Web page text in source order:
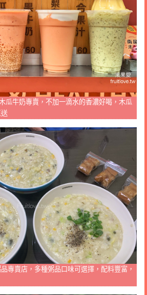
瓜牛奶專賣，不加一滴水的香濃好喝，木瓜
專賣店，多種粥品口味可選擇，配料豐富，